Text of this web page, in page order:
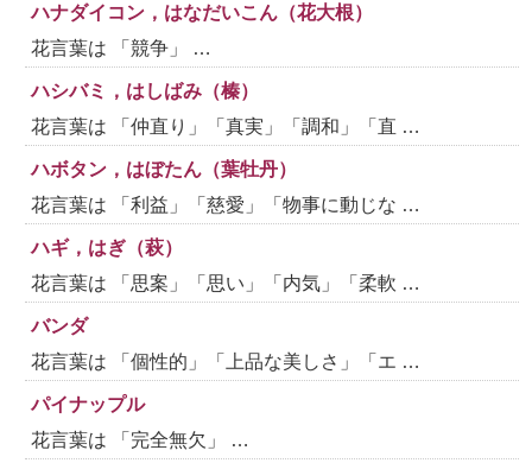
ハナダイコン，はなだいこん（花大根）
花言葉は 「競争」 …
ハシバミ，はしばみ（榛）
花言葉は 「仲直り」「真実」「調和」「直 …
ハボタン，はぼたん（葉牡丹）
花言葉は 「利益」「慈愛」「物事に動じな …
ハギ，はぎ（萩）
花言葉は 「思案」「思い」「内気」「柔軟 …
バンダ
花言葉は 「個性的」「上品な美しさ」「エ …
パイナップル
花言葉は 「完全無欠」 …